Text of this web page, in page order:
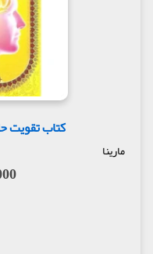
کتاب تقویت
مارینا